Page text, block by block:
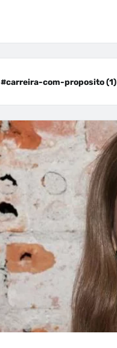
#carreira-com-proposito (1)